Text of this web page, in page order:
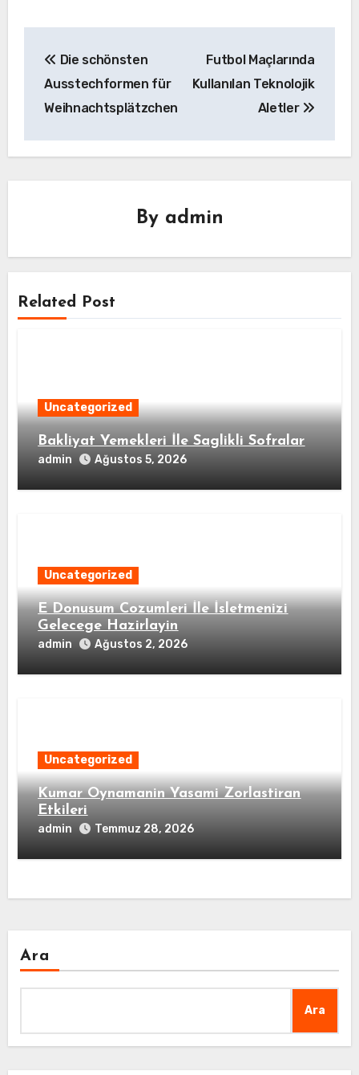
gezinmesi
Die schönsten
Ausstechformen für
Weihnachtsplätzchen
Futbol Maçlarında
Kullanılan Teknolojik
Aletler
By admin
Related Post
Uncategorized
Bakliyat Yemekleri İle Saglikli Sofralar
admin Ağustos 5, 2026
Uncategorized
E Donusum Cozumleri İle İsletmenizi
Gelecege Hazirlayin
admin Ağustos 2, 2026
Uncategorized
Kumar Oynamanin Yasami Zorlastiran
Etkileri
admin Temmuz 28, 2026
Ara
Ara